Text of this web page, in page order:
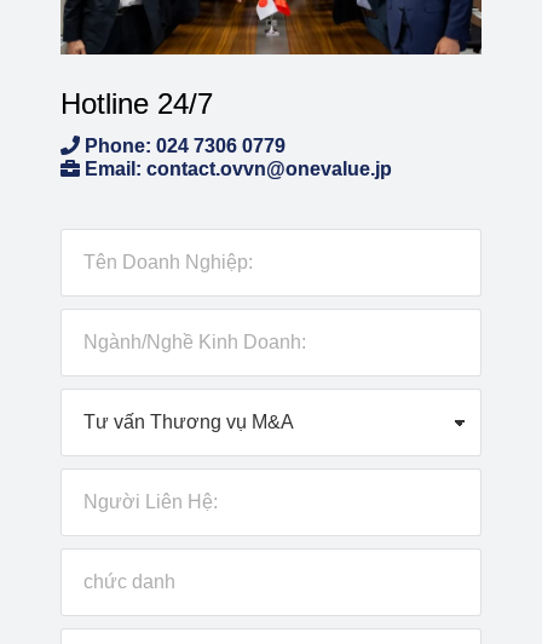
Hotline 24/7
Phone: 024 7306 0779
Email: contact.ovvn@onevalue.jp